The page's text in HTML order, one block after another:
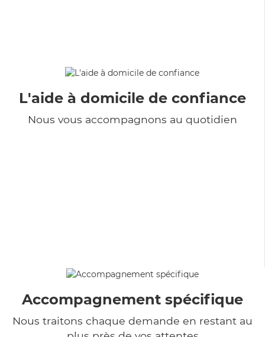
L'aide à domicile de confiance
Nous vous accompagnons au quotidien
Accompagnement spécifique
Nous traitons chaque demande en restant au